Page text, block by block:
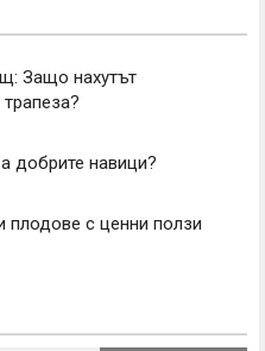
Защо нахутът
добрите навици?
плодове с ценни ползи